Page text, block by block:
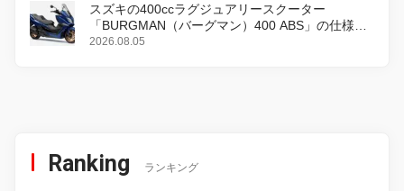
スズキの400ccラグジュアリースクーター
「BURGMAN（バーグマン）400 ABS」の仕様を
変更し、8月18日に発売
2026.08.05
Ranking ランキング